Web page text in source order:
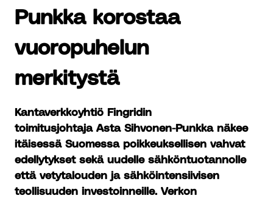
Punkka korostaa
vuoropuhelun
merkitystä
Kantaverkkoyhtiö Fingridin
toimitusjohtaja Asta Sihvonen-Punkka näkee
itäisessä Suomessa poikkeuksellisen vahvat
edellytykset sekä uudelle sähköntuotannolle
että vetytalouden ja sähköintensiivisen
teollisuuden investoinneille. Verkon